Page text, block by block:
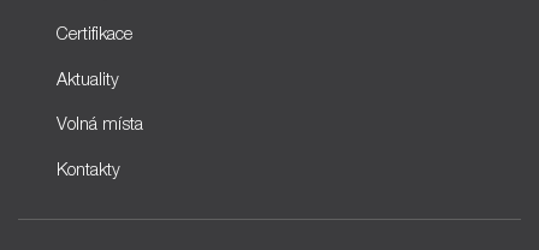
Certifikace
Aktuality
Volná místa
Kontakty